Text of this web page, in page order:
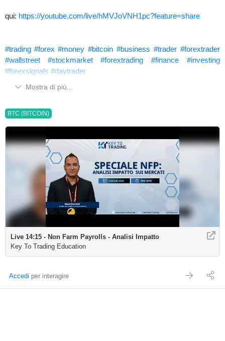
qui: https://youtube.com/live/hMVJoVNH1pc?feature=share
#trading #forex #money #bitcoin #business #trader #forextrader
#wallstreet
#stockmarket #forextrading #finance
#investing
#forexsignals #daytrader
Mostra di più...
BTC (BITCOIN)
Live 14:15 - Non Farm Payrolls - Analisi Impatto
Key To Trading Education
Accedi per interagire